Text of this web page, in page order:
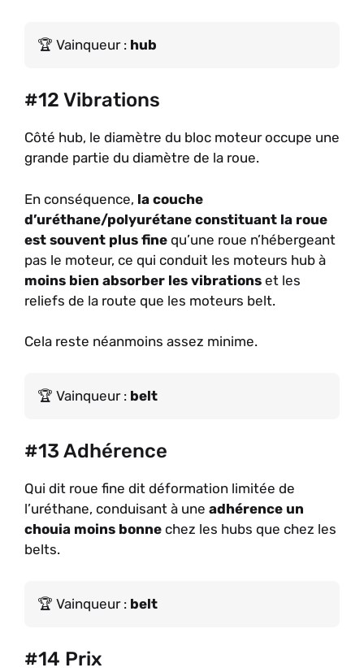
Vainqueur : hub
#12 Vibrations
Côté hub, le diamètre du bloc moteur occupe une
grande partie du diamètre de la roue.
En conséquence, la couche
d’uréthane/polyurétane constituant la roue
est souvent plus fine qu’une roue n’hébergeant
pas le moteur, ce qui conduit les moteurs hub à
moins bien absorber les vibrations et les
reliefs de la route que les moteurs belt.
Cela reste néanmoins assez minime.
Vainqueur : belt
#13 Adhérence
Qui dit roue fine dit déformation limitée de
l’uréthane, conduisant à une adhérence un
chouia moins bonne chez les hubs que chez les
belts.
Vainqueur : belt
#14 Prix